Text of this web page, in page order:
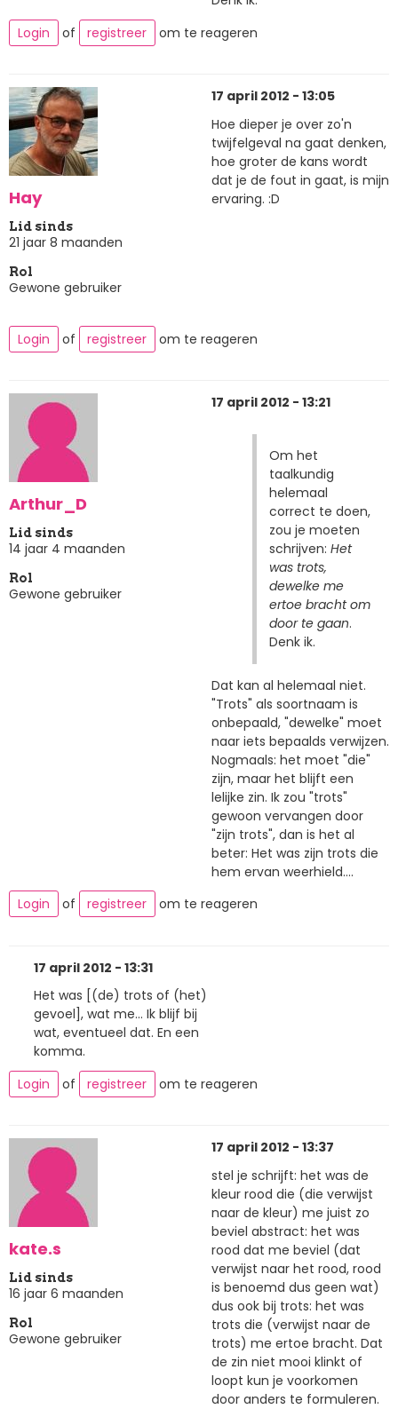
Login
of registreer om te reageren
Hay
Lid sinds
21 jaar 8 maanden
Rol
Gewone gebruiker
17 april 2012 - 13:05
Hoe dieper je over zo'n
twijfelgeval na gaat denken,
hoe groter de kans wordt
dat je de fout in gaat, is mijn
ervaring. :D
Login of registreer om te reageren
Arthur_D
Lid sinds
14 jaar 4 maanden
Rol
Gewone gebruiker
17 april 2012 - 13:21
Om het
taalkundig
helemaal
correct te doen,
zou je moeten
schrijven: Het
was trots,
dewelke me
ertoe bracht om
door te gaan.
Denk ik.
Dat kan al helemaal niet.
"Trots" als soortnaam is
onbepaald, "dewelke" moet
naar iets bepaalds verwijzen.
Nogmaals: het moet "die"
zijn, maar het blijft een
lelijke zin. Ik zou "trots"
gewoon vervangen door
"zijn trots", dan is het al
beter: Het was zijn trots die
hem ervan weerhield....
Login
of registreer om te reageren
17 april 2012 - 13:31
Het was [(de) trots of (het)
gevoel], wat me... Ik blijf bij
wat, eventueel dat. En een
komma.
Login
of registreer om te reageren
kate.s
Lid sinds
16 jaar 6 maanden
Rol
Gewone gebruiker
17 april 2012 - 13:37
stel je schrijft: het was de
kleur rood die (die verwijst
naar de kleur) me juist zo
beviel abstract: het was
rood dat me beviel (dat
verwijst naar het rood, rood
is benoemd dus geen wat)
dus ook bij trots: het was
trots die (verwijst naar de
trots) me ertoe bracht. Dat
de zin niet mooi klinkt of
loopt kun je voorkomen
door anders te formuleren.